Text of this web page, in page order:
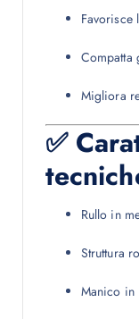
Favorisce
Migliora
✅
Rullo in
Struttura
Manico in